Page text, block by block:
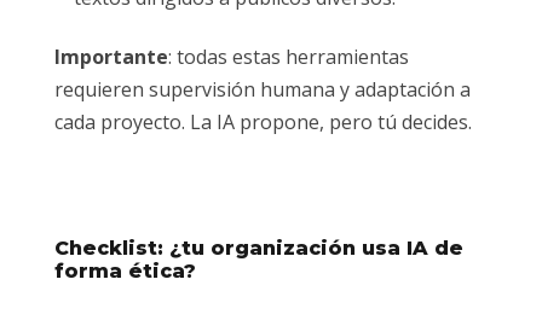
Importante: todas estas herramientas
requieren supervisión humana y adaptación a
cada proyecto. La IA propone, pero tú decides.
Checklist: ¿tu organización usa IA de
forma ética?